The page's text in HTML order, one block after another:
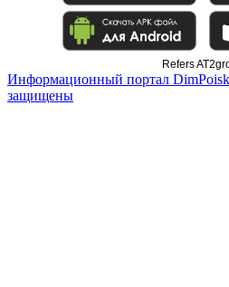
Refers
Информационный портал
защищены